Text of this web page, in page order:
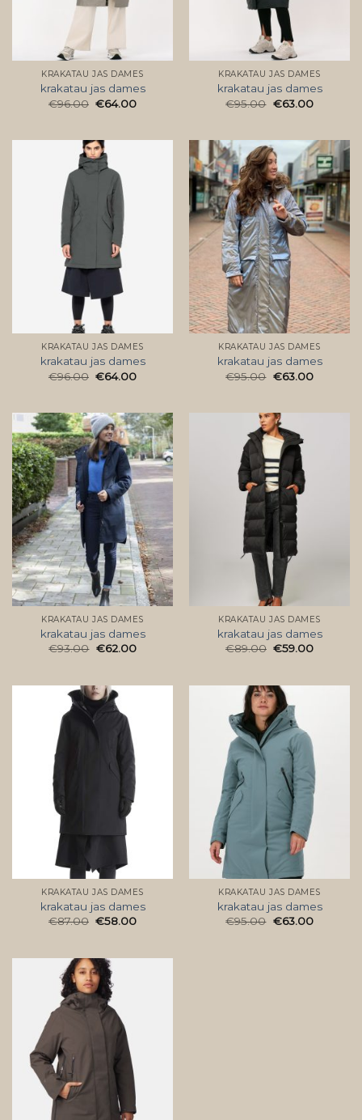
KRAKATAU JAS DAMES
krakatau jas dames
€96.00 €64.00
KRAKATAU JAS DAMES
krakatau jas dames
€95.00 €63.00
KRAKATAU JAS DAMES
krakatau jas dames
€96.00 €64.00
KRAKATAU JAS DAMES
krakatau jas dames
€95.00 €63.00
KRAKATAU JAS DAMES
krakatau jas dames
€93.00 €62.00
KRAKATAU JAS DAMES
krakatau jas dames
€89.00 €59.00
KRAKATAU JAS DAMES
krakatau jas dames
€87.00 €58.00
KRAKATAU JAS DAMES
krakatau jas dames
€95.00 €63.00